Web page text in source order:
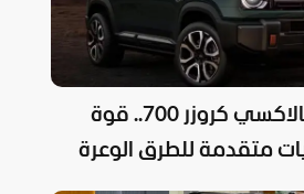
مواصفات جيلي غالاكسي كروزر 700.. قوة
متقدمة للطرق الوعرة